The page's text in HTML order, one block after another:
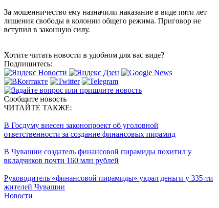
За мошенничество ему назначили наказание в виде пяти лет
лишения свободы в колонии общего режима. Приговор не
вступил в законную силу.
Хотите читать новости в удобном для вас виде?
Подпишитесь:
Сообщите новость
ЧИТАЙТЕ ТАКЖЕ:
В Госдуму внесен законопроект об уголовной
ответственности за создание финансовых пирамид
В Чувашии создатель финансовой пирамиды похитил у
вкладчиков почти 160 млн рублей
Руководитель «финансовой пирамиды» украл деньги у 335-ти
жителей Чувашии
Новости